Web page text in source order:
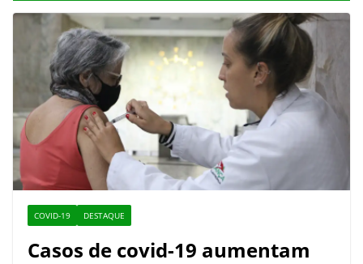
COVID-19 DESTAQUE
Casos de covid-19 aumentam